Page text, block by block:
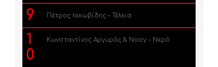
9 Πέτρος Ιακωβίδης – Τέλεια
1
0
Κωνσταντίνος Αργυρός & Noizy – Νερό